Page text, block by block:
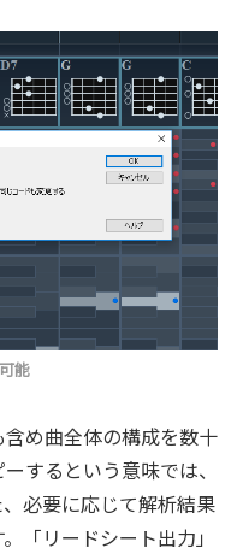
能
め曲全体の構成を数十
するという意味では、
必要に応じて解析結果
「リードシート出力」